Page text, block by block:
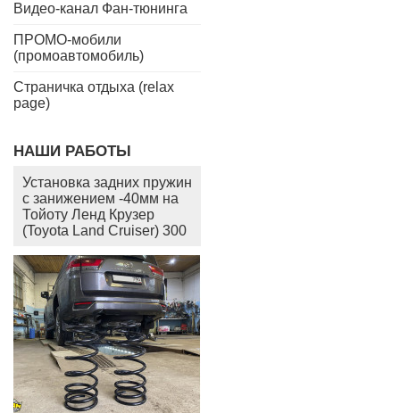
Видео-канал Фан-тюнинга
ПРОМО-мобили
(промоавтомобиль)
Страничка отдыха (relax
page)
НАШИ РАБОТЫ
Установка задних пружин
с занижением -40мм на
Тойоту Ленд Крузер
(Toyota Land Cruiser) 300